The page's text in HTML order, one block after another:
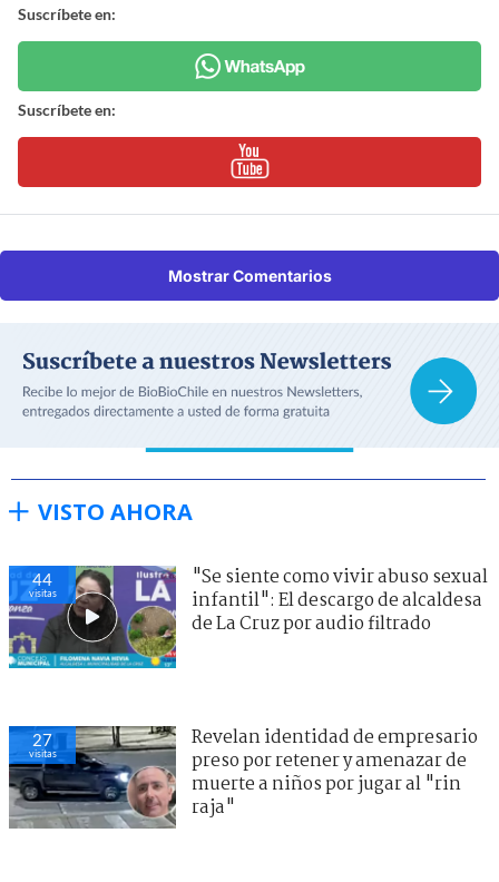
Suscríbete en:
Suscríbete en:
Mostrar Comentarios
VISTO AHORA
44
visitas
"Se siente como vivir abuso sexual
infantil": El descargo de alcaldesa
de La Cruz por audio filtrado
27
visitas
Revelan identidad de empresario
preso por retener y amenazar de
muerte a niños por jugar al "rin
raja"